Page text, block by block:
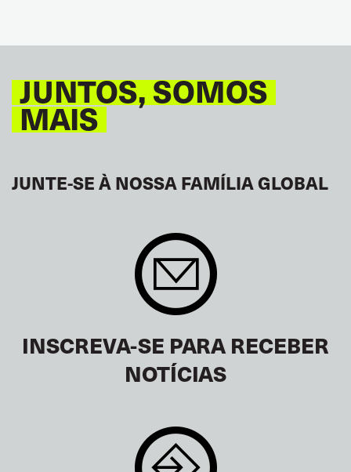
JUNTOS, SOMOS
MAIS
JUNTE-SE À NOSSA FAMÍLIA GLOBAL
INSCREVA-SE PARA RECEBER
NOTÍCIAS